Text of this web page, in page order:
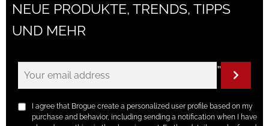
NEUE PRODUKTE, TRENDS, TIPPS
UND MEHR
"
I agree that Brogue create a personalized user profile based on my
purchase and behavior, including sending a notification when I have